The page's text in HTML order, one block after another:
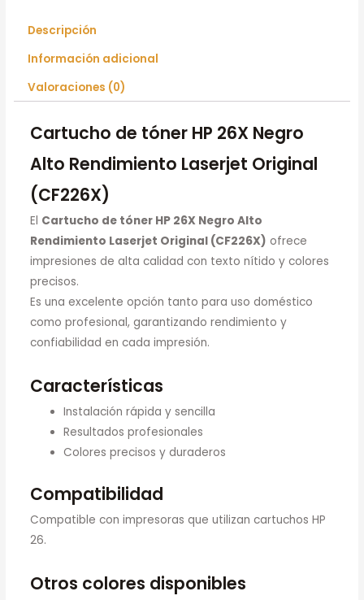
Descripción
Información adicional
Valoraciones (0)
Cartucho de tóner HP 26X Negro
Alto Rendimiento Laserjet Original
(CF226X)
El Cartucho de tóner HP 26X Negro Alto
Rendimiento Laserjet Original (CF226X) ofrece
impresiones de alta calidad con texto nítido y colores
precisos.
Es una excelente opción tanto para uso doméstico
como profesional, garantizando rendimiento y
confiabilidad en cada impresión.
Características
Instalación rápida y sencilla
Resultados profesionales
Colores precisos y duraderos
Compatibilidad
Compatible con impresoras que utilizan cartuchos HP
26.
Otros colores disponibles